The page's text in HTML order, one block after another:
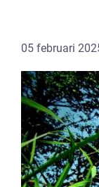
05 februari